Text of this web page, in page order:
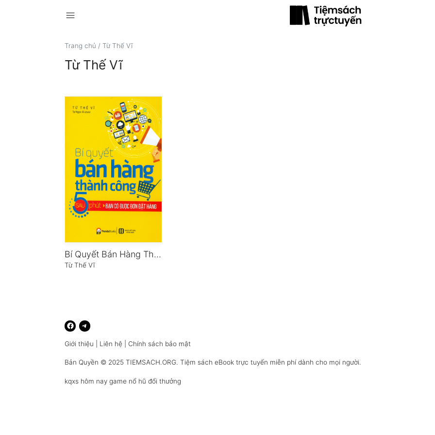
menu
Trang chủ /Từ Thế Vĩ
Từ Thế Vĩ
Bí Quyết Bán Hàng Thành Công
Từ Thế Vĩ
Giới thiệu Liên hệ Chính sách bảo mật
Bản Quyền © 2025TIEMSACH.ORG. Tiệm sách eBook trực tuyến miễn phí dành cho mọi người.
kqxs hôm nay game nổ hũ đổi thưởng